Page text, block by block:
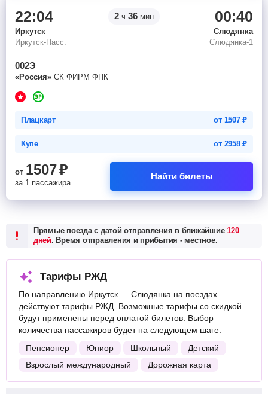
22:04 2 ч 36 мин 00:40
Иркутск
Слюдянка
Иркутск-Пасс.
Слюдянка-1
002Э
«Россия» СК ФИРМ ФПК
Плацкарт от 1507₽
Купе от 2958₽
от 1507₽
за 1 пассажира
Найти билеты
Прямые поезда с датой отправления в ближайшие120
дней. Время отправления и прибытия - местное.
Тарифы РЖД
По направлению Иркутск — Слюдянка на поездах
действуют тарифы РЖД. Возможные тарифы со скидкой
будут применены перед оплатой билетов. Выбор
количества пассажиров будет на следующем шаге.
Пенсионер
Юниор Школьный
Детский
Взрослый международный
Дорожная карта